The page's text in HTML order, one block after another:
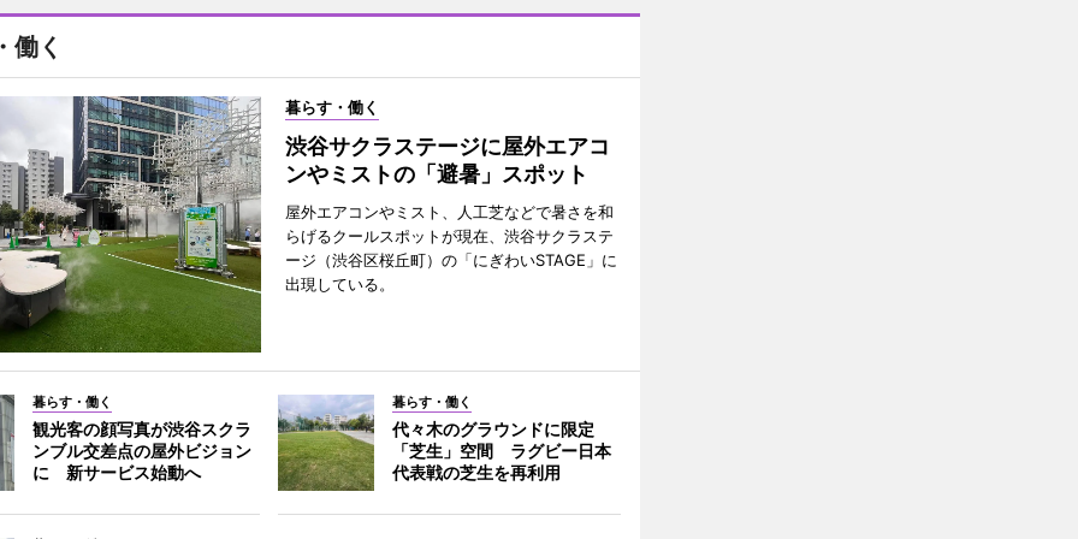
働く
暮らす・働く
渋谷サクラステージに屋外エアコ
ンやミストの「避暑」スポット
屋外エアコンやミスト、人工芝などで暑さを和
らげるクールスポットが現在、渋谷サクラステ
ージ（渋谷区桜丘町）の「にぎわいSTAGE」に
出現している。
暮らす・働く
観光客の顔写真が渋谷スクラ
ンブル交差点の屋外ビジョン
に 新サービス始動へ
暮らす・働く
代々木のグラウンドに限定
「芝生」空間 ラグビー日本
代表戦の芝生を再利用